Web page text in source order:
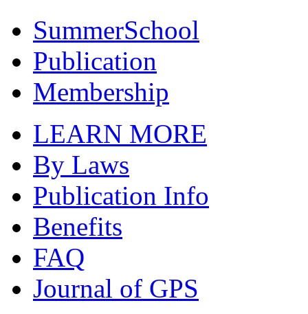
SummerSchool
Publication
Membership
LEARN MORE
By Laws
Publication Info
Benefits
FAQ
Journal of GPS